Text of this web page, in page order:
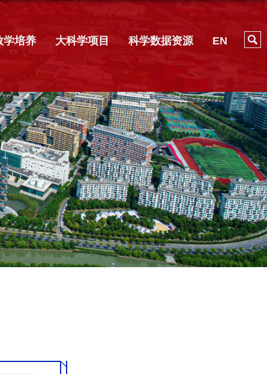
学培养 大科学项目 科学数据资源 EN